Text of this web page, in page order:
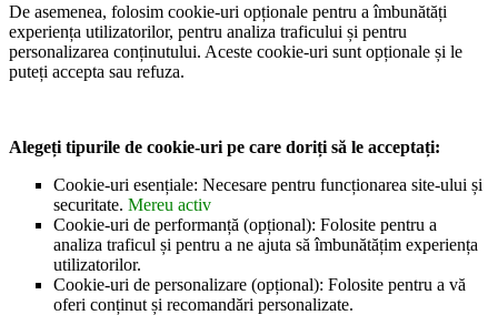
De asemenea, folosim cookie-uri opționale pentru a îmbunătăți
experiența utilizatorilor, pentru analiza traficului și pentru
personalizarea conținutului. Aceste cookie-uri sunt opționale și le
puteți accepta sau refuza.
Alegeți tipurile de cookie-uri pe care doriți să le acceptați:
Cookie-uri esențiale: Necesare pentru funcționarea site-ului și
securitate. Mereu activ
Cookie-uri de performanță (opțional): Folosite pentru a
analiza traficul și pentru a ne ajuta să îmbunătățim experiența
utilizatorilor.
Cookie-uri de personalizare (opțional): Folosite pentru a vă
oferi conținut și recomandări personalizate.